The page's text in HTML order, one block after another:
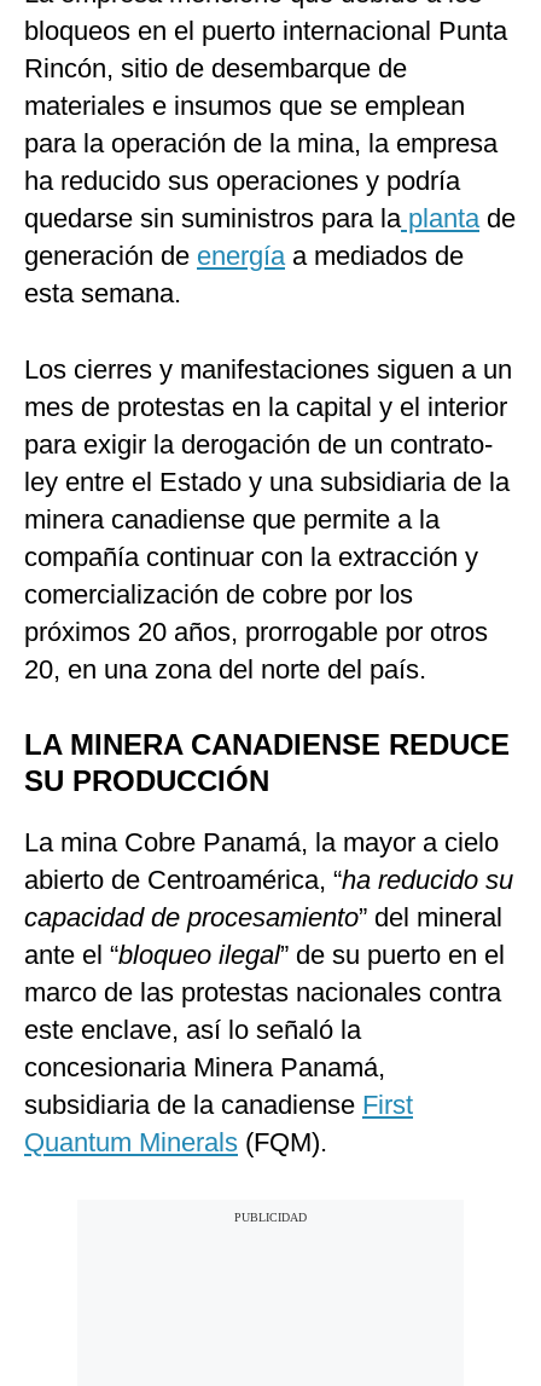
bloqueos en el puerto internacional Punta
Rincón, sitio de desembarque de
materiales e insumos que se emplean
para la operación de la mina, la empresa
ha reducido sus operaciones y podría
quedarse sin suministros para laplantade
generación de energíaa mediados de
esta semana.
Los cierres y manifestaciones siguen a un
mes de protestas en la capital y el interior
para exigir la derogación de un contrato-
ley entre el Estado y una subsidiaria de la
minera canadiense que permite a la
compañía continuar con la extracción y
comercialización de cobre por los
próximos 20 años, prorrogable por otros
20, en una zona del norte del país.
LA MINERA CANADIENSE REDUCE
SU PRODUCCIÓN
La mina Cobre Panamá, la mayor a cielo
abierto de Centroamérica, “ha reducido su
capacidad de procesamiento” del mineral
ante el “bloqueo ilegal” de su puerto en el
marco de las protestas nacionales contra
este enclave, así lo señaló la
concesionaria Minera Panamá,
subsidiaria de la canadiense First
Quantum Minerals (FQM).